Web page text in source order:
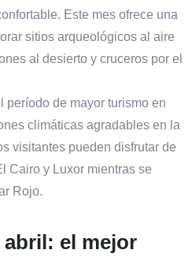
Este mes ofrece una
sitios arqueológicos al aire
al desierto y cruceros por el
período de mayor turismo en
climáticas agradables en la
visitantes pueden disfrutar de
Cairo y Luxor mientras se
Rojo.
abril: el mejor